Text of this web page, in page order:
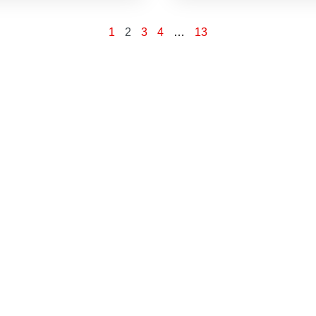
1 2 3 4 … 13